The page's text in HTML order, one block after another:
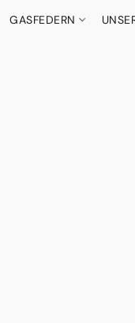
GASFEDERN